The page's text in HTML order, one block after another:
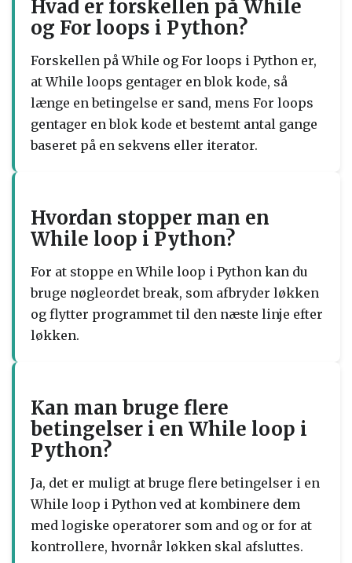
Hvad er forskellen på While
og For loops i Python?
Forskellen på While og For loops i Python er,
at While loops gentager en blok kode, så
længe en betingelse er sand, mens For loops
gentager en blok kode et bestemt antal gange
baseret på en sekvens eller iterator.
Hvordan stopper man en
While loop i Python?
For at stoppe en While loop i Python kan du
bruge nøgleordet break, som afbryder løkken
og flytter programmet til den næste linje efter
løkken.
Kan man bruge flere
betingelser i en While loop i
Python?
Ja, det er muligt at bruge flere betingelser i en
While loop i Python ved at kombinere dem
med logiske operatorer som and og or for at
kontrollere, hvornår løkken skal afsluttes.